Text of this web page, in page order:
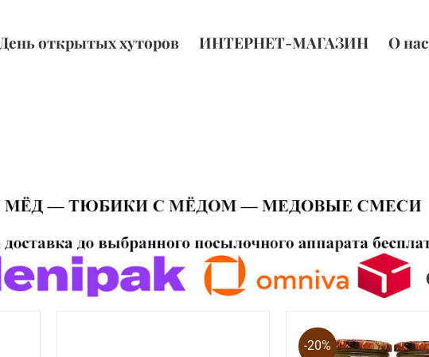
День открытых хуторов ИНТЕРНЕТ-МАГАЗИН О нас
-20%